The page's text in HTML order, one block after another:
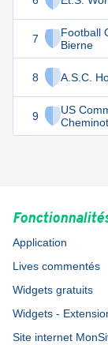
7
Football
Bierne
8 A.S.C.
9
US
Application
Lives commentés
Widgets gratuits
Widgets -
Site internet